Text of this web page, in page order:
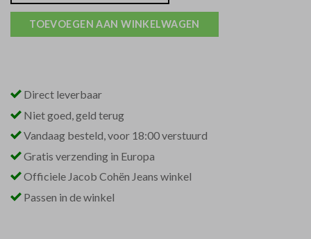
TOEVOEGEN AAN WINKELWAGEN
Direct leverbaar
Niet goed, geld terug
Vandaag besteld, voor 18:00 verstuurd
Gratis verzending in Europa
Officiele Jacob Cohën Jeans winkel
Passen in de winkel